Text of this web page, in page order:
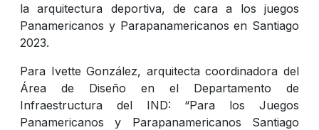
la arquitectura deportiva, de cara a los juegos
Panamericanos y Parapanamericanos en Santiago
2023.
Para Ivette González, arquitecta coordinadora del
Área de Diseño en el Departamento de
Infraestructura del IND: “Para los Juegos
Panamericanos y Parapanamericanos Santiago